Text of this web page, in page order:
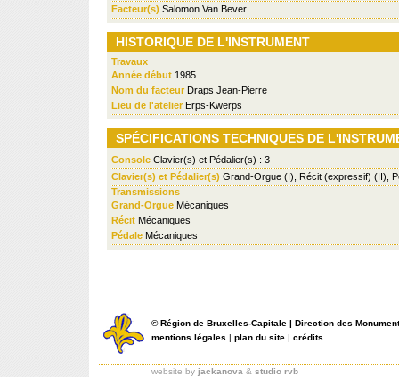
Facteur(s) Salomon Van Bever
HISTORIQUE DE L'INSTRUMENT
Travaux
Année début 1985
Nom du facteur Draps Jean-Pierre
Lieu de l'atelier Erps-Kwerps
SPÉCIFICATIONS TECHNIQUES DE
Console Clavier(s) et Pédalier(s) : 3
Clavier(s) et Pédalier(s) Grand-Orgue (I), Récit (expressif) (II),
Transmissions
Grand-Orgue Mécaniques
Récit Mécaniques
Pédale Mécaniques
©Région de Bruxelles-Capitale | Direction des
mentions légales | plan du site | crédits
website by jackanova & studio rvb